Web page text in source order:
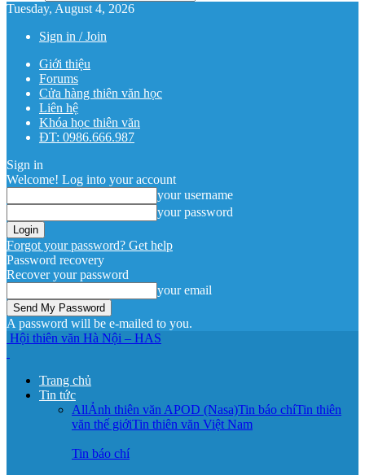
Tuesday, August 4, 2026
Sign in / Join
Giới thiệu
Forums
Cửa hàng thiên văn học
Liên hệ
Khóa học thiên văn
ĐT: 0986.666.987
Sign in
Welcome! Log into your account
your username
your password
Forgot your password? Get help
Password recovery
Recover your password
your email
A password will be e-mailed to you.
Hội thiên văn Hà Nội – HAS
Trang chủ
Tin tức
AllẢnh thiên văn APOD (Nasa)Tin báo chíTin thiên
văn thế giớiTin thiên văn Việt Nam
Tin báo chí